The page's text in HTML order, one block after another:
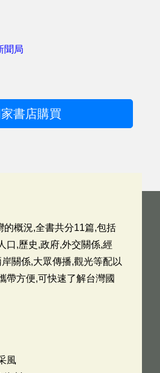
聞局
家書店購買
的概況,全書共分11篇,包括
口,歷史,政府,外交關係,經
關係,大眾傳播,觀光等配以
帶方便,可快速了解台灣國
風